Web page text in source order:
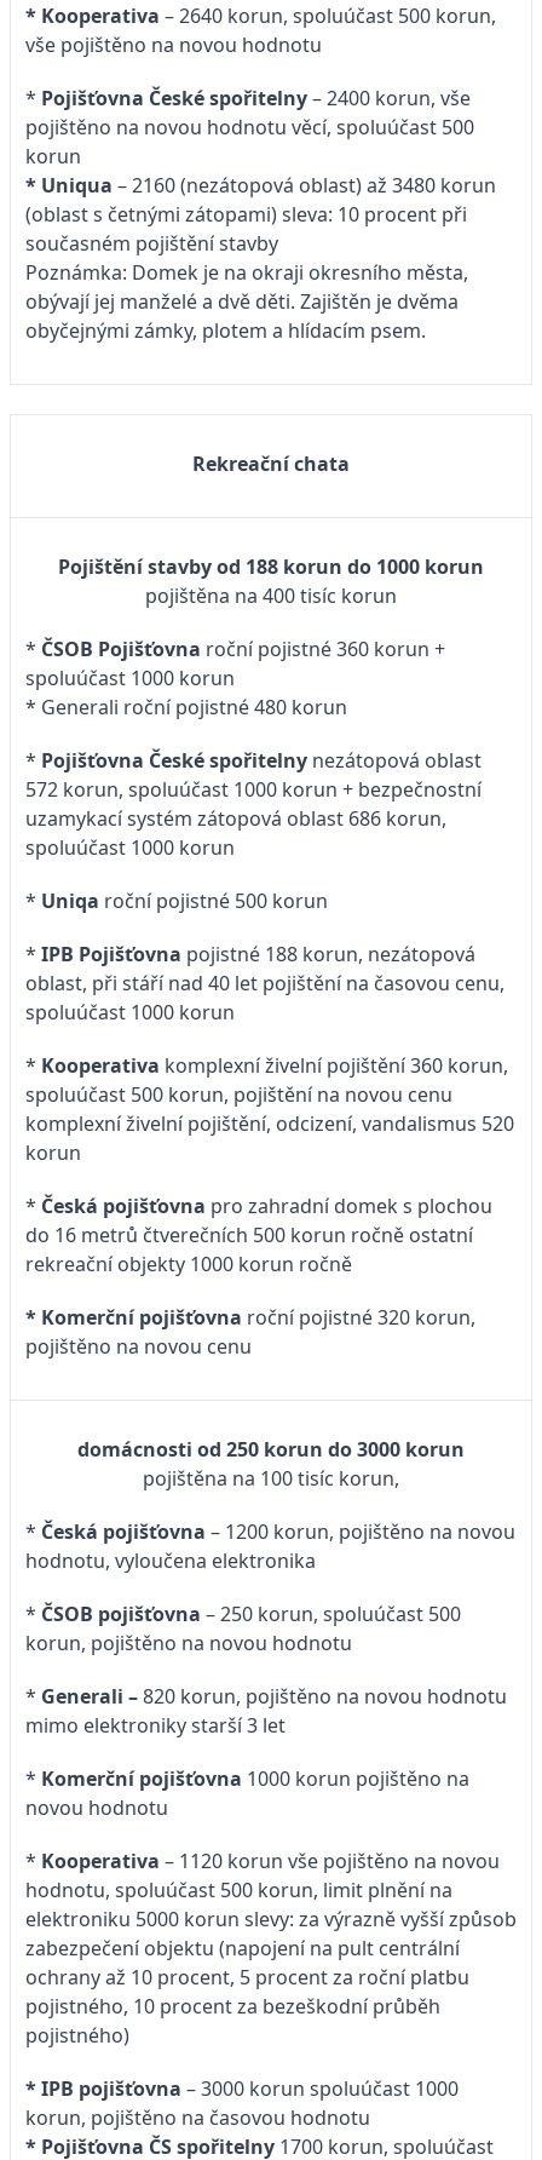
* Kooperativa – 2640 korun, spoluúčast 500 korun,
vše pojištěno na novou hodnotu
* Pojišťovna České spořitelny– 2400 korun, vše
pojištěno na novou hodnotu věcí, spoluúčast 500
korun
* Uniqua – 2160 (nezátopová oblast) až 3480 korun
(oblast s četnými zátopami) sleva: 10 procent při
současném pojištění stavby
Poznámka: Domek je na okraji okresního města,
obývají jej manželé a dvě děti. Zajištěn je dvěma
obyčejnými zámky, plotem a hlídacím psem.
Rekreační chata
Pojištění stavby od 188 korun do 1000 korun
pojištěna na 400 tisíc korun
* ČSOB Pojišťovna roční pojistné 360 korun +
spoluúčast 1000 korun
* Generali roční pojistné 480 korun
* Pojišťovna České spořitelny nezátopová oblast
572 korun, spoluúčast 1000 korun + bezpečnostní
uzamykací systém zátopová oblast 686 korun,
spoluúčast 1000 korun
* Uniqa roční pojistné 500 korun
* IPB Pojišťovna pojistné 188 korun, nezátopová
oblast, při stáří nad 40 let pojištění na časovou cenu,
spoluúčast 1000 korun
* Kooperativa komplexní živelní pojištění 360 korun,
spoluúčast 500 korun, pojištění na novou cenu
komplexní živelní pojištění, odcizení, vandalismus 520
korun
* Česká pojišťovna pro zahradní domek s plochou
do 16 metrů čtverečních 500 korun ročně ostatní
rekreační objekty 1000 korun ročně
* Komerční pojišťovna roční pojistné 320 korun,
pojištěno na novou cenu
domácnosti od 250 korun do 3000 korun
pojištěna na 100 tisíc korun,
* Česká pojišťovna – 1200 korun, pojištěno na novou
hodnotu, vyloučena elektronika
* ČSOB pojišťovna – 250 korun, spoluúčast 500
korun, pojištěno na novou hodnotu
* Generali –820 korun, pojištěno na novou hodnotu
mimo elektroniky starší 3 let
* Komerční pojišťovna 1000 korun pojištěno na
novou hodnotu
* Kooperativa – 1120 korun vše pojištěno na novou
hodnotu, spoluúčast 500 korun, limit plnění na
elektroniku 5000 korun slevy: za výrazně vyšší způsob
zabezpečení objektu (napojení na pult centrální
ochrany až 10 procent, 5 procent za roční platbu
pojistného, 10 procent za bezeškodní průběh
pojistného)
* IPB pojišťovna – 3000 korun spoluúčast 1000
korun, pojištěno na časovou hodnotu
* Pojišťovna ČS spořitelny 1700 korun, spoluúčast